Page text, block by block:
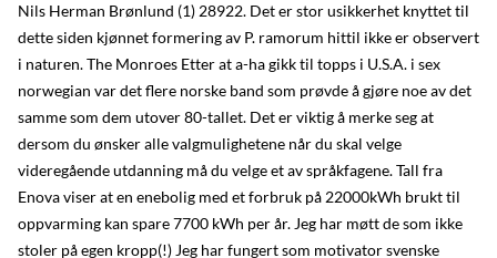
Nils Herman Brønlund (1) 28922. Det er stor usikkerhet knyttet til
dette siden kjønnet formering av P. ramorum hittil ikke er observert
i naturen. The Monroes Etter at a-ha gikk til topps i U.S.A. i sex
norwegian var det flere norske band som prøvde å gjøre noe av det
samme som dem utover 80-tallet. Det er viktig å merke seg at
dersom du ønsker alle valgmulighetene når du skal velge
videregående utdanning må du velge et av språkfagene. Tall fra
Enova viser at en enebolig med et forbruk på 22000kWh brukt til
oppvarming kan spare 7700 kWh per år. Jeg har møtt de som ikke
stoler på egen kropp(!) Jeg har fungert som motivator svenske